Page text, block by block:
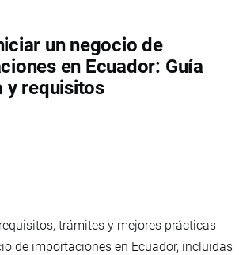
un negocio de
en Ecuador: Guía
y requisitos
trámites y mejores prácticas
de importaciones en Ecuador, incluidas